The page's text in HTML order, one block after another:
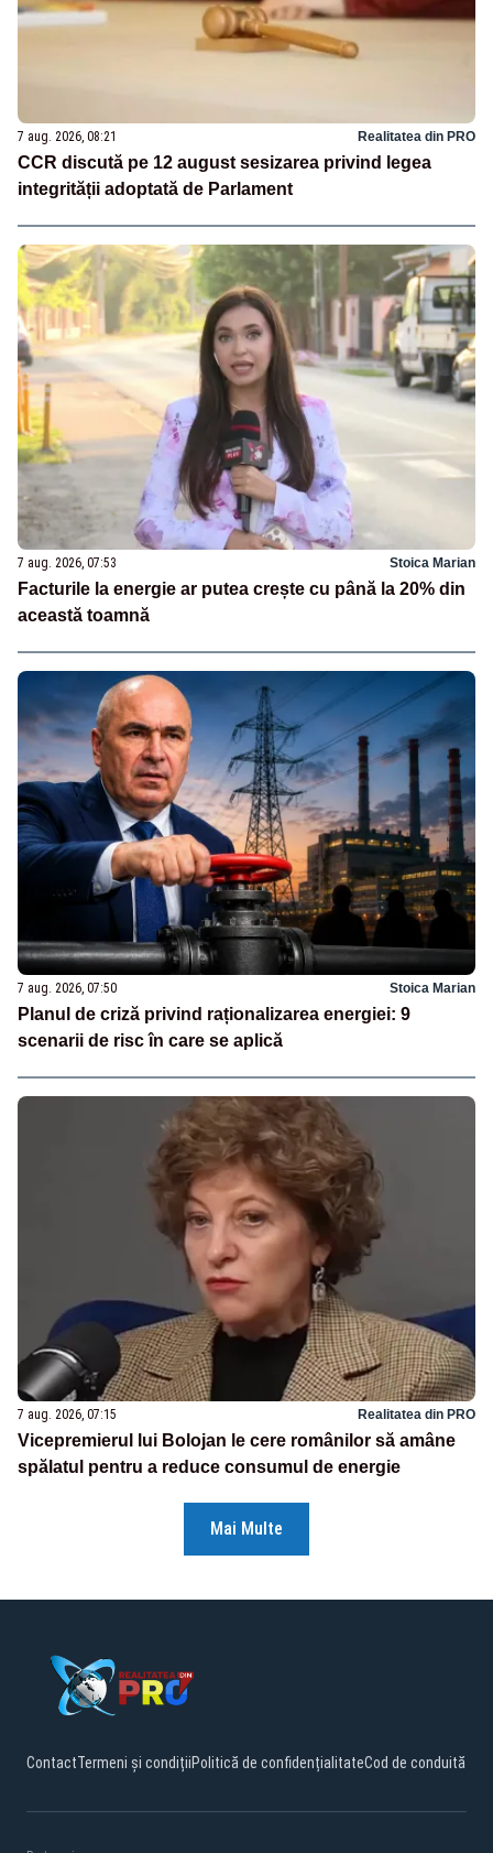
7 aug. 2026, 08:21 Realitatea din PRO
CCR discută pe 12 august sesizarea privind legea
integrității adoptată de Parlament
7 aug. 2026, 07:53 Stoica Marian
Facturile la energie ar putea crește cu până la 20% din
această toamnă
7 aug. 2026, 07:50 Stoica Marian
Planul de criză privind raționalizarea energiei: 9
scenarii de risc în care se aplică
7 aug. 2026, 07:15 Realitatea din PRO
Vicepremierul lui Bolojan le cere românilor să amâne
spălatul pentru a reduce consumul de energie
Mai Multe
ContactTermeni și condițiiPolitică de confidențialitateCod de conduită